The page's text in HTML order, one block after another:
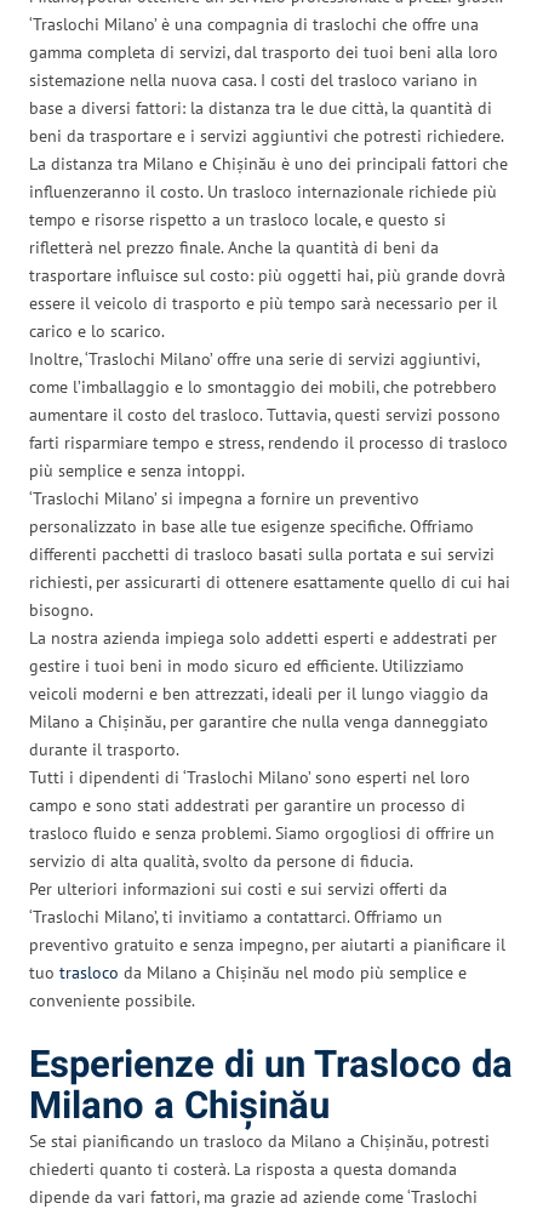
‘Traslochi Milano’ è una compagnia di traslochi che offre una
gamma completa di servizi, dal trasporto dei tuoi beni alla loro
sistemazione nella nuova casa. I costi del trasloco variano in
base a diversi fattori: la distanza tra le due città, la quantità di
beni da trasportare e i servizi aggiuntivi che potresti richiedere.
La distanza tra Milano e Chișinău è uno dei principali fattori che
influenzeranno il costo. Un trasloco internazionale richiede più
tempo e risorse rispetto a un trasloco locale, e questo si
rifletterà nel prezzo finale. Anche la quantità di beni da
trasportare influisce sul costo: più oggetti hai, più grande dovrà
essere il veicolo di trasporto e più tempo sarà necessario per il
carico e lo scarico.
Inoltre, ‘Traslochi Milano’ offre una serie di servizi aggiuntivi,
come l’imballaggio e lo smontaggio dei mobili, che potrebbero
aumentare il costo del trasloco. Tuttavia, questi servizi possono
farti risparmiare tempo e stress, rendendo il processo di trasloco
più semplice e senza intoppi.
‘Traslochi Milano’ si impegna a fornire un preventivo
personalizzato in base alle tue esigenze specifiche. Offriamo
differenti pacchetti di trasloco basati sulla portata e sui servizi
richiesti, per assicurarti di ottenere esattamente quello di cui hai
bisogno.
La nostra azienda impiega solo addetti esperti e addestrati per
gestire i tuoi beni in modo sicuro ed efficiente. Utilizziamo
veicoli moderni e ben attrezzati, ideali per il lungo viaggio da
Milano a Chișinău, per garantire che nulla venga danneggiato
durante il trasporto.
Tutti i dipendenti di ‘Traslochi Milano’ sono esperti nel loro
campo e sono stati addestrati per garantire un processo di
trasloco fluido e senza problemi. Siamo orgogliosi di offrire un
servizio di alta qualità, svolto da persone di fiducia.
Per ulteriori informazioni sui costi e sui servizi offerti da
‘Traslochi Milano’, ti invitiamo a contattarci. Offriamo un
preventivo gratuito e senza impegno, per aiutarti a pianificare il
tuo trasloco da Milano a Chișinău nel modo più semplice e
conveniente possibile.
Esperienze di un Trasloco da
Milano a Chișinău
Se stai pianificando un trasloco da Milano a Chișinău, potresti
chiederti quanto ti costerà. La risposta a questa domanda
dipende da vari fattori, ma grazie ad aziende come ‘Traslochi